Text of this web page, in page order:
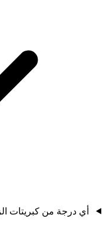
أي درجة من كبريتات